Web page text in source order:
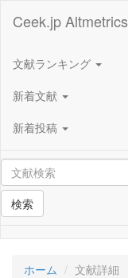
Ceek.jp
文献ランキング
新着文献
新着投稿
検索
ホーム 文献詳細